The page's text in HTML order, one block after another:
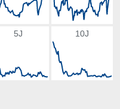
5J 10J